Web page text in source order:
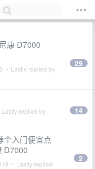
康 D7000
• Lastly replied by
29
Lastly replied by 14
个入门便宜点
D7000
• Lastly replied
2